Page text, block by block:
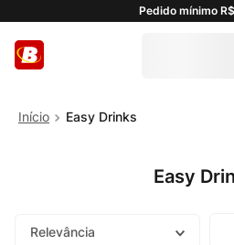
Pedido mínimo
Easy Drinks
Easy
Relevância